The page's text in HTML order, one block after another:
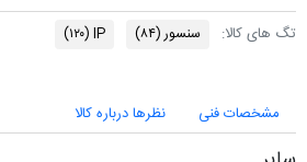
سنسور (۸۴) IP(۱۲۰)
فنی نظرها درباره کالا